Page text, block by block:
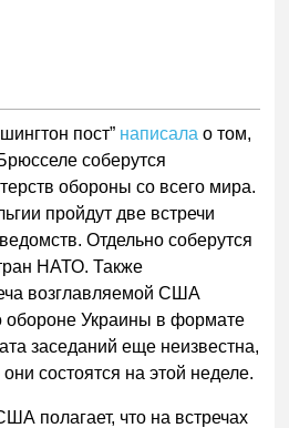
пост” написала о том,
соберутся
обороны со всего мира.
пройдут две встречи
Отдельно соберутся
НАТО. Также
возглавляемой США
обороне Украины в формате
заседаний еще неизвестна,
состоятся на этой неделе.
полагает, что на встречах